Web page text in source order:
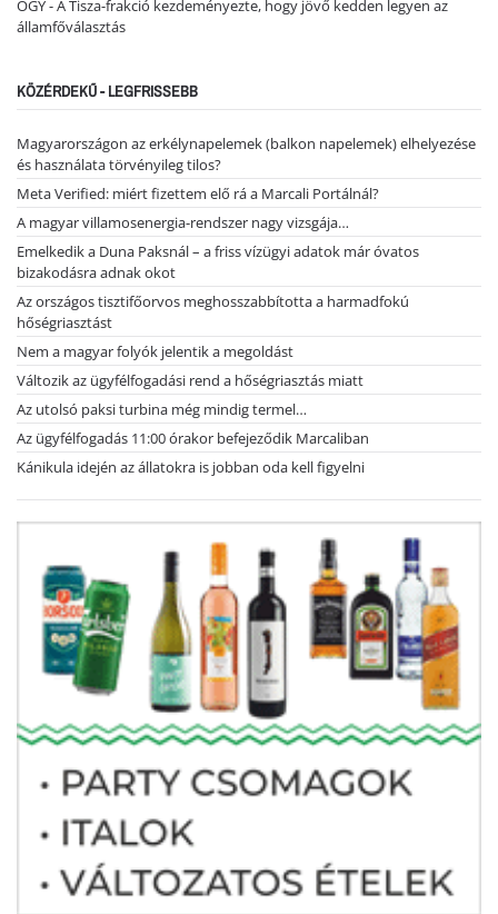
OGY - A Tisza-frakció kezdeményezte, hogy jövő kedden legyen az
államfőválasztás
KÖZÉRDEKŰ - LEGFRISSEBB
Magyarországon az erkélynapelemek (balkon napelemek) elhelyezése
és használata törvényileg tilos?
Meta Verified: miért fizettem elő rá a Marcali Portálnál?
A magyar villamosenergia-rendszer nagy vizsgája…
Emelkedik a Duna Paksnál – a friss vízügyi adatok már óvatos
bizakodásra adnak okot
Az országos tisztifőorvos meghosszabbította a harmadfokú
hőségriasztást
Nem a magyar folyók jelentik a megoldást
Változik az ügyfélfogadási rend a hőségriasztás miatt
Az utolsó paksi turbina még mindig termel…
Az ügyfélfogadás 11:00 órakor befejeződik Marcaliban
Kánikula idején az állatokra is jobban oda kell figyelni